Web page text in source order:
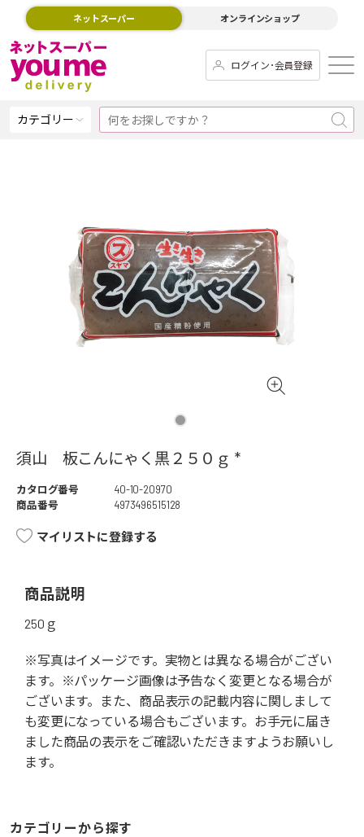
ネットスーパー オンラインショップ
ログイン･会員登録
カテゴリー
須山 板こんにゃく黒２５０ｇ *
カタログ番号
40-10-20970
商品番号
4973496515128
マイリストに登録する
商品説明
250ｇ
※写真はイメージです。実物とは異なる場合がござい
ます。※パッケージ画像は予告なく変更となる場合が
ございます。また、商品表示の記載内容に関しまして
も変更になっている場合もございます。お手元に届き
ました商品の表示をご確認いただきますようお願いし
ます。
カテゴリーから探す